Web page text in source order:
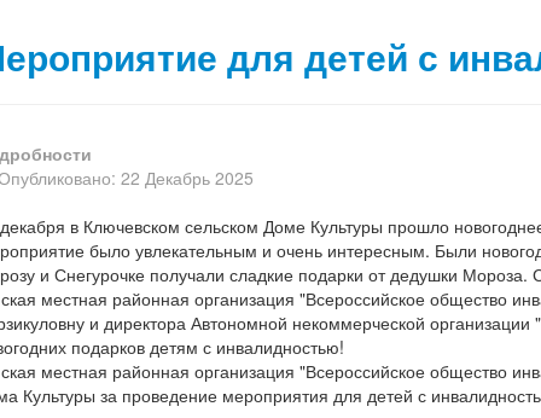
для детей с
22 Декабрь 2025
в Ключевском сельском Доме Культуры прошло
было увлекательным и очень интересным. Были
и Снегурочке получали сладкие подарки от дедушки
местная районная организация "Всероссийское общество
и директора Автономной некоммерческой
подарков детям с инвалидностью!
местная районная организация "Всероссийское общество
Культуры за проведение мероприятия для детей с